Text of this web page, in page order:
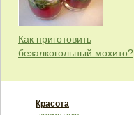
Как приготовить
безалкогольный мохито?
Красота